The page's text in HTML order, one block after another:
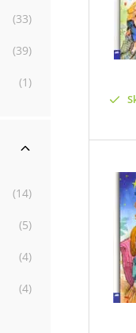
(33)
(39)
(1 )
(14)
(5)
(4)
(4)